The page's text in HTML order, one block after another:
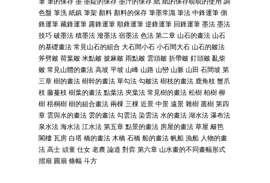
色盤 筆洗 紙鎮 筆架 顏料 顏料的保存 筆墨常識 筆法 中鋒運筆 側
鋒運筆 藏鋒運筆 露鋒運筆 順鋒運筆 逆鋒運筆 回鋒運筆 墨法 墨法
技巧 破墨法 積墨法 潑墨法 宿墨法 色法 第二章 山石的畫法 山石
的基礎畫法 常見山石的組合 大石間小石 小石間大石 山石的皴法
斧劈皴 荷葉皴 米點皴 披麻皴 雨點皴 雲頭皴 折帶皴 釘頭皴 亂柴
皴 常見山體的畫法 高坡 平坡 山峰 山路 山巒 山脈 山田 石間坡 第
三章 樹的畫法 樹幹的畫法 單勾法 勾皴法 樹枝的畫法 鹿角枝 蟹爪
枝 藤蔓枝 樹葉的畫法 點葉法 夾葉法 常見樹的畫法 松樹 柏樹 柳
樹 梧桐樹 樹的組合畫法 兩棵 三棵 近景 中景 遠景 雜樹 叢樹 第四
章 雲與水的畫法 雲的畫法 勾雲法 染雲法 水的畫法 湖水法 瀑布法
泉水法 海水法 江水法 第五章 點景的畫法 房屋的畫法 草屋 籬笆
閣樓 瓦房 白塔 橋的畫法 木橋 石橋 船的畫法 帆船 漁船 人物的畫
法 高士 頑童 仕女 老農 論道 對弈 第六章 山水畫的不同畫幅形式
摺扇 圓扇 條幅 斗方